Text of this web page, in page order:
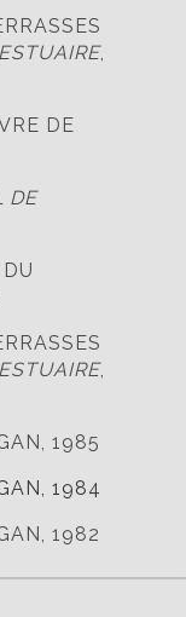
ESTUAIRE,
DE
DE
ESTUAIRE,
1985
1984
1982